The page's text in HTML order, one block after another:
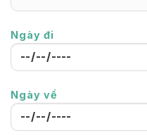
Ngày đi
Ngày về